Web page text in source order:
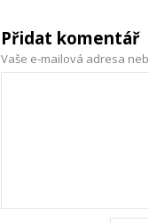
Přidat komentář
Vaše e-mailová adresa